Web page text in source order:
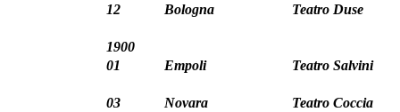
12
Bologna Teatro Duse
1900
01
Empoli Teatro Salvini
03 Novara Teatro Coccia